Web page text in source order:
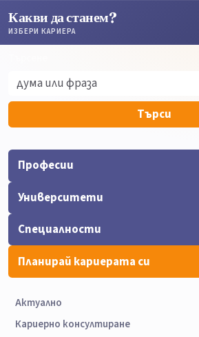
Какви да станем?
ИЗБЕРИ КАРИЕРА
Търси
Професии
Университети
Специалности
Планирай кариерата си
Актуално
Кариерно консултиране